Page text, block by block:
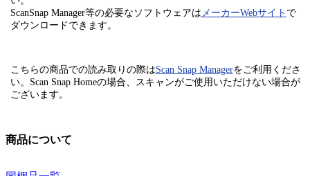
ScanSnap Manager等の必要なソフトウェアは メーカーWebサイト で
ダウンロードできます。
こちらの商品での読み取りの際はScan Snap Managerをご利用くださ
い。 Scan Snap Homeの場合、スキャンがご使用いただけない場合が
ございます。
商品について